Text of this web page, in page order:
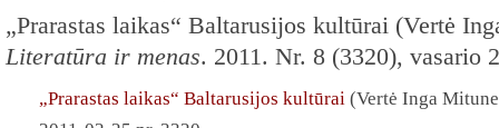
„Prarastas laikas“ Baltarusijos kultūrai (Vertė
Literatūra ir menas. 2011. Nr. 8 (3320), vasario
„Prarastas laikas“ Baltarusijos kultūrai (Vertė Inga